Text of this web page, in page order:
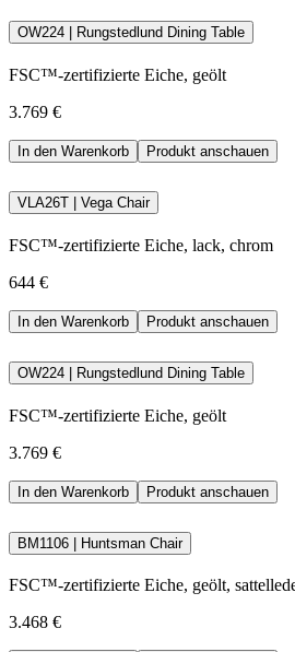
OW224 | Rungstedlund Dining Table
FSC™-zertifizierte Eiche, geölt
3.769 €
In den Warenkorb Produkt anschauen
VLA26T | Vega Chair
FSC™-zertifizierte Eiche, lack, chrom
644 €
In den Warenkorb Produkt anschauen
OW224 | Rungstedlund Dining Table
FSC™-zertifizierte Eiche, geölt
3.769 €
In den Warenkorb Produkt anschauen
BM1106 | Huntsman Chair
FSC™-zertifizierte Eiche, geölt,
3.468 €